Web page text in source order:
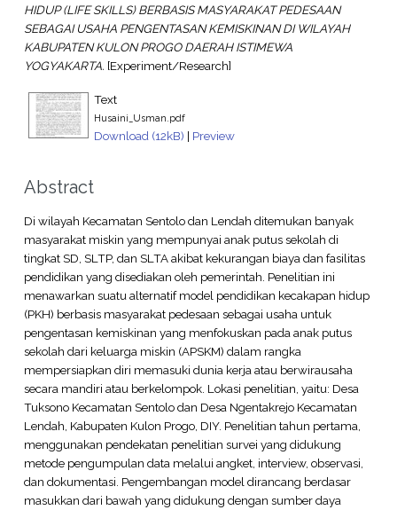
HIDUP (LIFE SKILLS) BERBASIS MASYARAKAT PEDESAAN
SEBAGAI USAHA PENGENTASAN KEMISKINAN DI WILAYAH
KABUPATEN KULON PROGO DAERAH ISTIMEWA
YOGYAKARTA. [Experiment/Research]
Text
Husaini_Usman.pdf
Download (12kB) | Preview
Abstract
Di wilayah Kecamatan Sentolo dan Lendah ditemukan banyak
masyarakat miskin yang mempunyai anak putus sekolah di
tingkat SD, SLTP, dan SLTA akibat kekurangan biaya dan fasilitas
pendidikan yang disediakan oleh pemerintah. Penelitian ini
menawarkan suatu alternatif model pendidikan kecakapan hidup
(PKH) berbasis masyarakat pedesaan sebagai usaha untuk
pengentasan kemiskinan yang menfokuskan pada anak putus
sekolah dari keluarga miskin (APSKM) dalam rangka
mempersiapkan diri memasuki dunia kerja atau berwirausaha
secara mandiri atau berkelompok. Lokasi penelitian, yaitu: Desa
Tuksono Kecamatan Sentolo dan Desa Ngentakrejo Kecamatan
Lendah, Kabupaten Kulon Progo, DIY. Penelitian tahun pertama,
menggunakan pendekatan penelitian survei yang didukung
metode pengumpulan data melalui angket, interview, observasi,
dan dokumentasi. Pengembangan model dirancang berdasar
masukkan dari bawah yang didukung dengan sumber daya